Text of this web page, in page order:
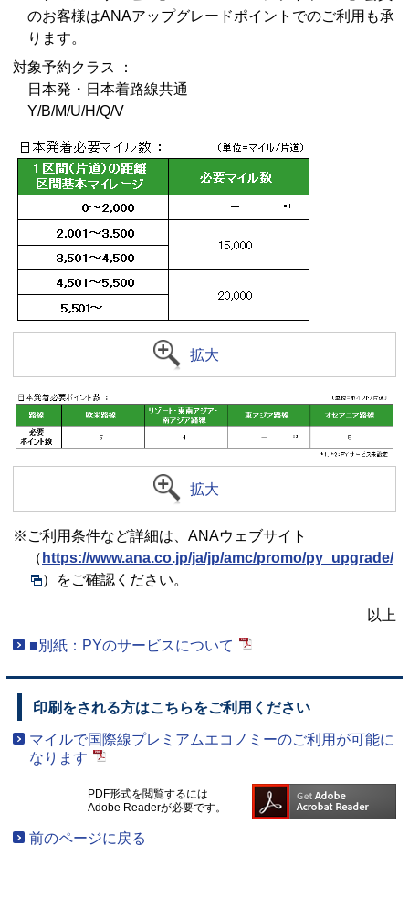
のお客様はANAアップグレードポイントでのご利用も承
ります。
対象予約クラス ：
日本発・日本着路線共通
Y/B/M/U/H/Q/V
拡大
拡大
※ご利用条件など詳細は、ANAウェブサイト
（ https://www.ana.co.jp/ja/jp/amc/promo/py_upgrade/
）をご確認ください。
以上
■別紙：PYのサービスについて
印刷をされる方はこちらをご利用ください
マイルで国際線プレミアムエコノミーのご利用が可能に
なります
PDF形式を閲覧するには
Adobe Readerが必要です。
前のページに戻る